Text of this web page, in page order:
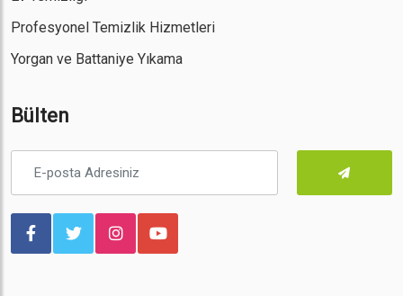
Profesyonel Temizlik Hizmetleri
Yorgan ve Battaniye Yıkama
Bülten